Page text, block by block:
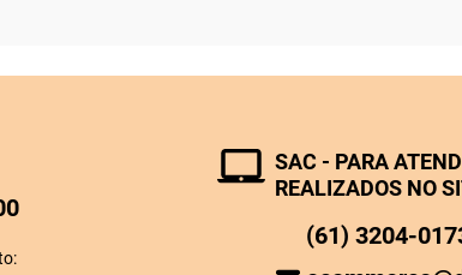
SAC - PARA
REALIZADOS NO
(61) 3204-